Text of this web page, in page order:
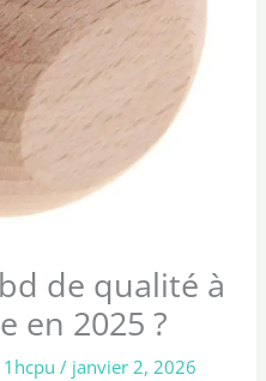
de qualité à
en 2025 ?
1hcpu/ janvier 2, 2026